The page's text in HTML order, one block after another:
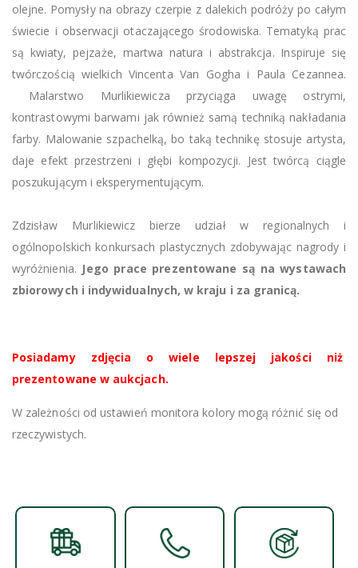
olejne. Pomysły na obrazy czerpie z dalekich podróży po całym
świecie i obserwacji otaczającego środowiska. Tematyką prac
są kwiaty, pejzaże, martwa natura i abstrakcja. Inspiruje się
twórczością wielkich Vincenta Van Gogha i Paula Cezannea.
Malarstwo Murlikiewicza przyciąga uwagę ostrymi,
kontrastowymi barwami jak również samą techniką nakładania
farby. Malowanie szpachelką, bo taką technikę stosuje artysta,
daje efekt przestrzeni i głębi kompozycji. Jest twórcą ciągle
poszukującym i eksperymentującym.
Zdzisław Murlikiewicz bierze udział w regionalnych i
ogólnopolskich konkursach plastycznych zdobywając nagrody i
wyróżnienia. Jego prace prezentowane są na wystawach
zbiorowych i indywidualnych, w kraju i za granicą.
Posiadamy zdjęcia o wiele lepszej jakości niż
prezentowane w aukcjach.
W zależności od ustawień monitora kolory mogą różnić się od
rzeczywistych.